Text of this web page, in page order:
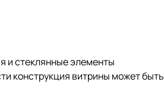
и стеклянные элементы
конструкция витрины может быть